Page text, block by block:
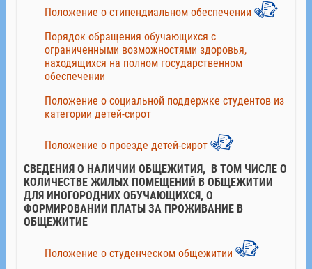
Положение о стипендиальном обеспечении
Порядок обращения обучающихся с
ограниченными возможностями здоровья,
находящихся на полном государственном
обеспечении
Положение о социальной поддержке студентов из
категории детей-сирот
Положение о проезде детей-сирот
СВЕДЕНИЯ О НАЛИЧИИ ОБЩЕЖИТИЯ, В ТОМ ЧИСЛЕ О
КОЛИЧЕСТВЕ ЖИЛЫХ ПОМЕЩЕНИЙ В ОБЩЕЖИТИИ
ДЛЯ ИНОГОРОДНИХ ОБУЧАЮЩИХСЯ, О
ФОРМИРОВАНИИ ПЛАТЫ ЗА ПРОЖИВАНИЕ В
ОБЩЕЖИТИЕ
Положение о студенческом общежитии